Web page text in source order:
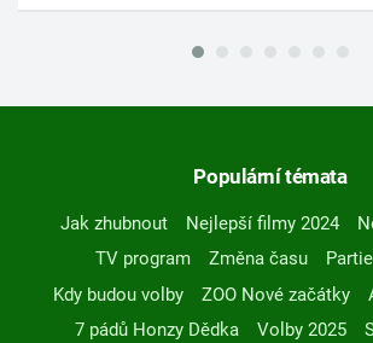
Populární témata
Jak zhubnout Nejlepší filmy 2024
TV program
Změna času Partie
Kdy budou volby
ZOO Nové začátky
7 pádů Honzy Dědka
Volby 2025